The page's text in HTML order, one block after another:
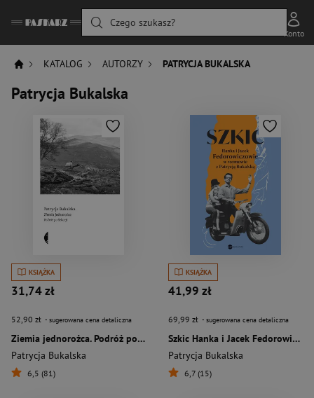
Czego szukasz?
Konto
KATALOG AUTORZY PATRYCJA BUKALSKA
Patrycja Bukalska
KSIĄŻKA
31,74 zł
52,90 zł - sugerowana cena detaliczna
Ziemia jednorożca. Podróż po Szkocji
Patrycja Bukalska
6,5 (81)
KSIĄŻKA
41,99 zł
69,99 zł - sugerowana cena detaliczna
Szkic Hanka i Jacek Fedorowiczowie w rozmowie z Patrycją Bukalską
Patrycja Bukalska
6,7 (15)